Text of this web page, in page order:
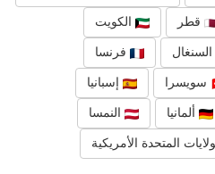
قطر الكويت
السنغال فرنسا
سويسرا إسبانيا
ألمانيا النمسا
المتحدة الأمريكية